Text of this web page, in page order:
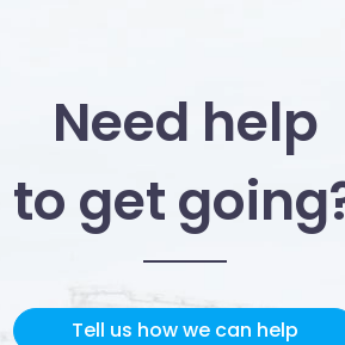
Need help
to get
Tell us how we can help